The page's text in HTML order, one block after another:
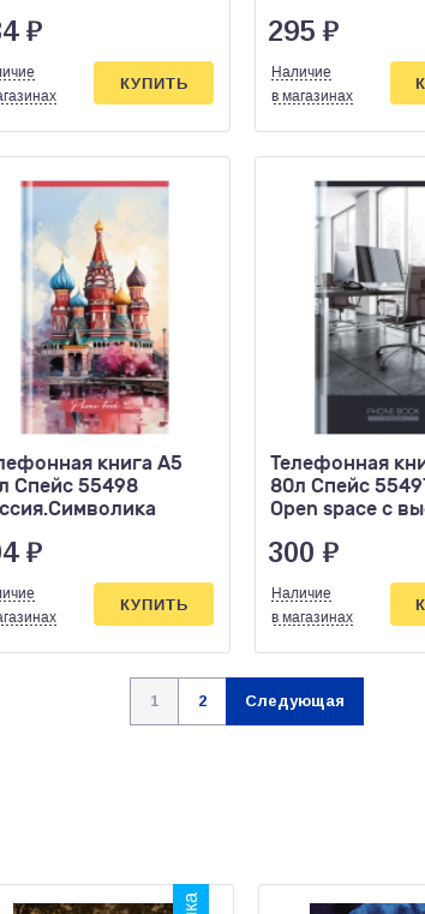
₽
КУПИТЬ
295 ₽
Наличие
в магазинах
книга А5
Спейс 55498
₽
КУПИТЬ
Телефонная
80л Спейс
Open space с
300 ₽
Наличие
в магазинах
1 2 Следующая